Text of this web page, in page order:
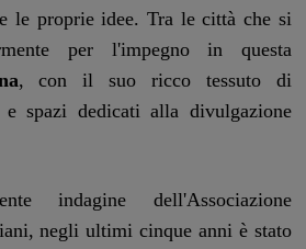
le proprie idee. Tra le città che si
per l'impegno in questa
, con il suo ricco tessuto di
e spazi dedicati alla divulgazione
indagine dell'Associazione
negli ultimi cinque anni è stato